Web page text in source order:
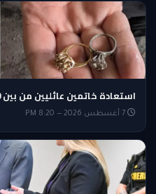
استعادة خاتمين عائليين من بين 20,000 رطل من نفايات نيويورك